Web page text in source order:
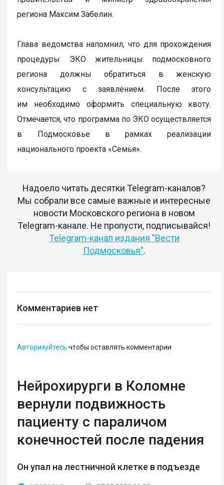
региона Максим Забелин.
Глава ведомства напомнил, что для прохождения
процедуры ЭКО жительницы подмосковного
региона должны обратиться в женскую
консультацию с заявлением. После этого
им необходимо оформить специальную квоту.
Отмечается, что программа по ЭКО осуществляется
в Подмосковье в рамках реализации
национального проекта «Семья».
Надоело читать десятки Telegram-каналов?
Мы собрали все самые важные и интересные
новости Московского региона в новом
Telegram-канале. Не пропусти, подписывайся!
Telegram-канал издания "Вести
Подмосковья".
Комментариев нет
Авторизуйтесь чтобы оставлять комментарии
Нейрохирурги в Коломне
вернули подвижность
пациенту с параличом
конечностей после падения
Он упал на лестничной клетке в подъезде